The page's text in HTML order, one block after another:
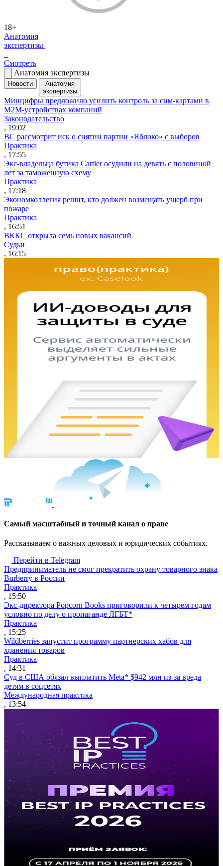
18+
Анатомия
экспертизы
Смотреть
Анатомия экспертизы
Новости
Анатомия
экспертизы
Минцифры предложило усилить контроль за сим-картами в
M2M-устройствах компаний
Законодательство
, 19:02
ВС рассмотрит иск о снятии партии «Яблоко» с выборов
Практика
, 17:55
Экс-владельца бутика Cartier осудили на девять с половиной
лет за таможенную схему
Практика
, 17:18
Экономколлегия решит, кто должен возмещать ущерб при
пожаре
Практика
, 16:51
ВККС открыла семь новых вакансий
Судьи
, 16:15
Cамый масштабный и точный канал о праве
Рассказываем о важных деловых и юридических событиях.
Перейти в Telegram
Предприниматель не смог прекратить охрану товарного знака
Burberry в России
Практика
, 15:50
Экс-директора Popcorn Books приговорили к четырем годам
условно по делу о пропаганде ЛГБТ*
Практика
, 15:25
Wildberries запустит программу партнерских хабов для
хранения товаров
Практика
, 14:31
Суд в США обязал выплатить Meta* $942 млн из-за вреда
детям в соцсетях
Международная практика
, 13:54